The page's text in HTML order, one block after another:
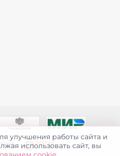
улучшения работы сайта и
использовать сайт, вы